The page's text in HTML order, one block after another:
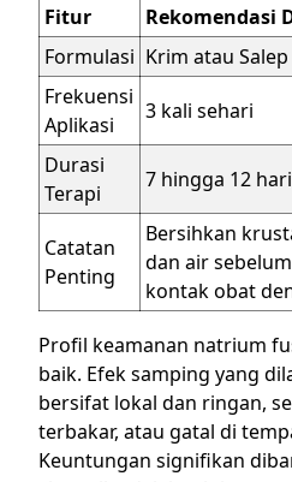
Fitur
Rekomendasi
Formulasi Krim atau Salep
Frekuensi
Aplikasi
3 kali sehari
Durasi
Terapi
7 hingga 12 hari
Catatan
Penting
Bersihkan
dan air
kontak obat
Profil keamanan natrium
baik. Efek samping yang
bersifat lokal dan ringan,
terbakar, atau gatal di
Keuntungan signifikan